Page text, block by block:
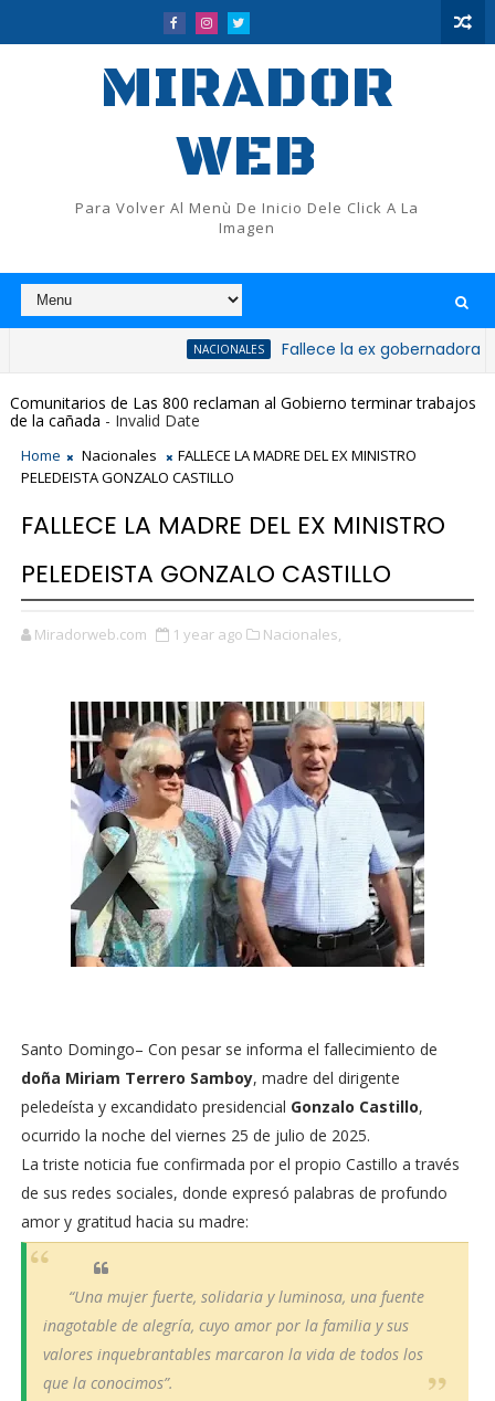
MIRADOR
WEB
Para Volver Al Menù De Inicio Dele Click A La
Imagen
Fallece la ex gobernadora de San
Comunitarios de Las 800 reclaman al Gobierno terminar trabajos
de la cañada - Invalid Date
Home Nacionales
FALLECE LA MADRE DEL EX MINISTRO
PELEDEISTA GONZALO CASTILLO
FALLECE LA MADRE DEL EX MINISTRO
PELEDEISTA GONZALO CASTILLO
Miradorweb.com 1 year ago Nacionales,
Santo Domingo– Con pesar se informa el fallecimiento de
doña Miriam Terrero Samboy, madre del dirigente
peledeísta y excandidato presidencial Gonzalo Castillo,
ocurrido la noche del viernes 25 de julio de 2025.
La triste noticia fue confirmada por el propio Castillo a través
de sus redes sociales, donde expresó palabras de profundo
amor y gratitud hacia su madre:
“Una mujer fuerte, solidaria y luminosa, una fuente
inagotable de alegría, cuyo amor por la familia y sus
valores inquebrantables marcaron la vida de todos los
que la conocimos”.